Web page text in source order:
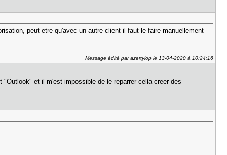
peut etre qu'avec un autre client il faut le faire manuellement
Message édité par azertyiop le 13-04-2020 à 10:24:16
et il m'est impossible de le reparrer cella creer des